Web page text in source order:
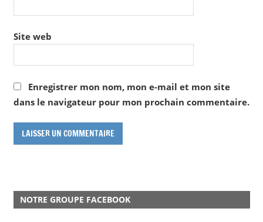
Site web
Enregistrer mon nom, mon e-mail et mon site
dans le navigateur pour mon prochain commentaire.
NOTRE GROUPE FACEBOOK